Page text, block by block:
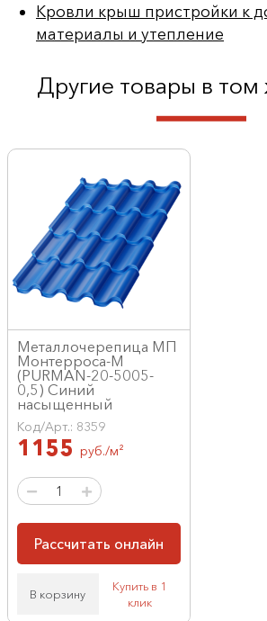
Кровли крыш пристройки к
материалы и утепление
Другие товары в том
Металлочерепица МП
Монтерроса-M
(PURMAN-20-5005-
0,5) Синий
насыщенный
Код/Арт.: 8359
1155 руб./м²
Рассчитать онлайн
В корзину
Купить в 1
клик